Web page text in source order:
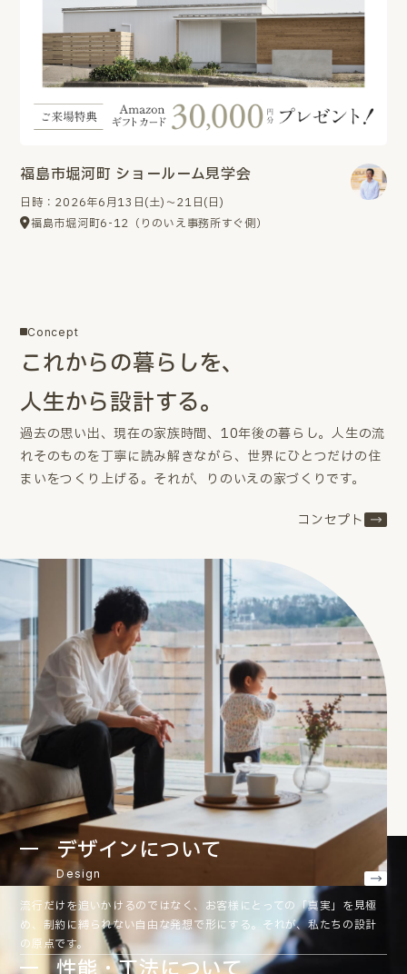
福島市堀河町 ショールーム見学会
日時：2026年6月13日(土)～21日(日)
福島市堀河町6-12（りのいえ事務所すぐ側）
Concept
これからの暮らしを、
人生から設計する。
過去の思い出、現在の家族時間、10年後の暮らし。人生の流
れそのものを丁寧に読み解きながら、世界にひとつだけの住
まいをつくり上げる。 それが、りのいえの家づくりです。
コンセプト
デザインについて
Design
流行だけを追いかけるのではなく、お客様にとっての「真実」を見極
め、制約に縛られない自由な発想で形にする。それが、私たちの設計
の原点です。